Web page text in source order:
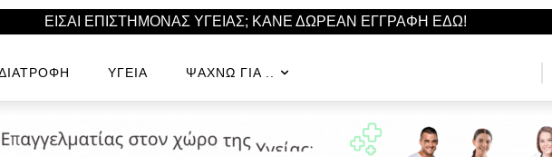
ΕΙΣΑΙ ΕΠΙΣΤΗΜΟΝΑΣ ΥΓΕΙΑΣ; ΚΑΝΕ ΔΩΡΕΑΝ ΕΓΓΡΑΦΗ ΕΔΩ!
ΥΓΕΊΑ ΨΆΧΝΩ ΓΙΑ ..